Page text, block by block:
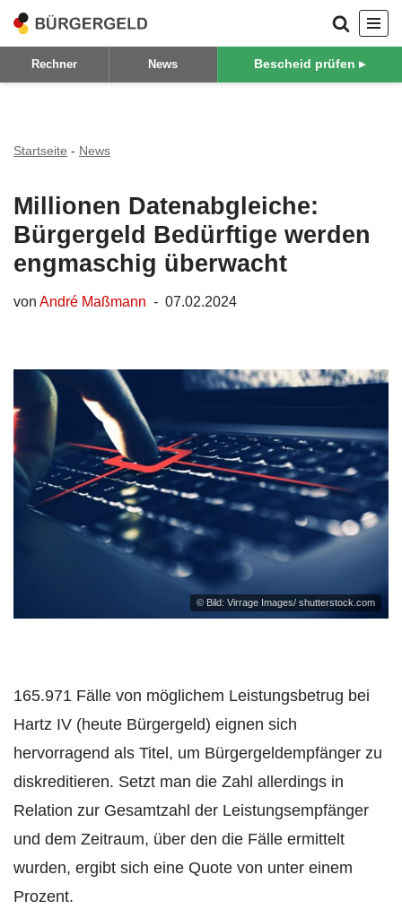
Zum
Inhalt
Rechner News Bescheid prüfen ▸
Startseite - News
Millionen Datenabgleiche:
Bürgergeld Bedürftige werden
engmaschig überwacht
von André Maßmann 07.02.2024
© Bild: Virrage Images/ shutterstock.com
165.971 Fälle von möglichem Leistungsbetrug bei
Hartz IV (heute Bürgergeld) eignen sich
hervorragend als Titel, um Bürgergeldempfänger zu
diskreditieren. Setzt man die Zahl allerdings in
Relation zur Gesamtzahl der Leistungsempfänger
und dem Zeitraum, über den die Fälle ermittelt
wurden, ergibt sich eine Quote von unter einem
Prozent.